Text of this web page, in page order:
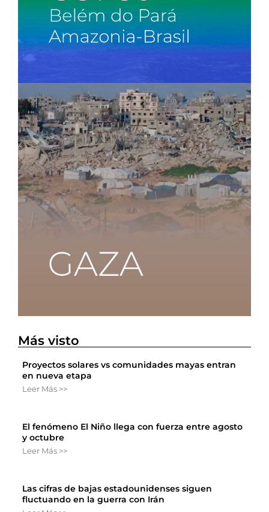
Más visto
Proyectos solares vs comunidades mayas entran
en nueva etapa
Leer Más >>
El fenómeno El Niño llega con fuerza entre agosto
y octubre
Leer Más >>
Las cifras de bajas estadounidenses siguen
fluctuando en la guerra con Irán